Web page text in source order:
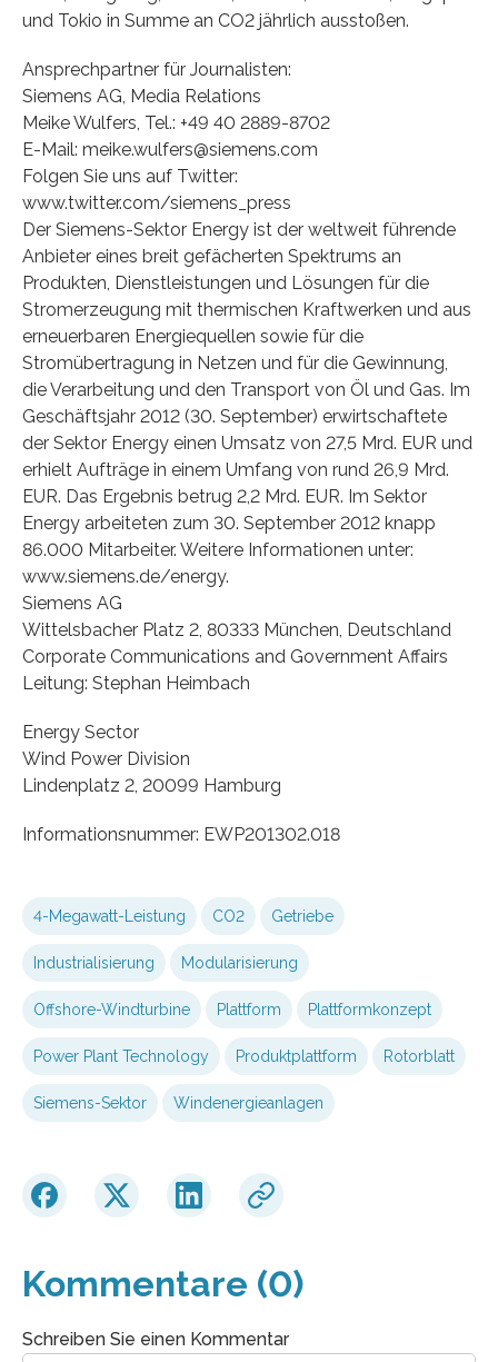
und Tokio in Summe an CO2 jährlich ausstoßen.
Ansprechpartner für Journalisten:
Siemens AG, Media Relations
Meike Wulfers, Tel.: +49 40 2889-8702
E-Mail: meike.wulfers@siemens.com
Folgen Sie uns auf Twitter:
www.twitter.com/siemens_press
Der Siemens-Sektor Energy ist der weltweit führende
Anbieter eines breit gefächerten Spektrums an
Produkten, Dienstleistungen und Lösungen für die
Stromerzeugung mit thermischen Kraftwerken und aus
erneuerbaren Energiequellen sowie für die
Stromübertragung in Netzen und für die Gewinnung,
die Verarbeitung und den Transport von Öl und Gas. Im
Geschäftsjahr 2012 (30. September) erwirtschaftete
der Sektor Energy einen Umsatz von 27,5 Mrd. EUR und
erhielt Aufträge in einem Umfang von rund 26,9 Mrd.
EUR. Das Ergebnis betrug 2,2 Mrd. EUR. Im Sektor
Energy arbeiteten zum 30. September 2012 knapp
86.000 Mitarbeiter. Weitere Informationen unter:
www.siemens.de/energy.
Siemens AG
Wittelsbacher Platz 2, 80333 München, Deutschland
Corporate Communications and Government Affairs
Leitung: Stephan Heimbach
Energy Sector
Wind Power Division
Lindenplatz 2, 20099 Hamburg
Informationsnummer: EWP201302.018
4-Megawatt-Leistung CO2 Getriebe
Industrialisierung Modularisierung
Offshore-Windturbine Plattform Plattformkonzept
Power Plant Technology Produktplattform Rotorblatt
Siemens-Sektor Windenergieanlagen
Kommentare (0)
Schreiben Sie einen Kommentar